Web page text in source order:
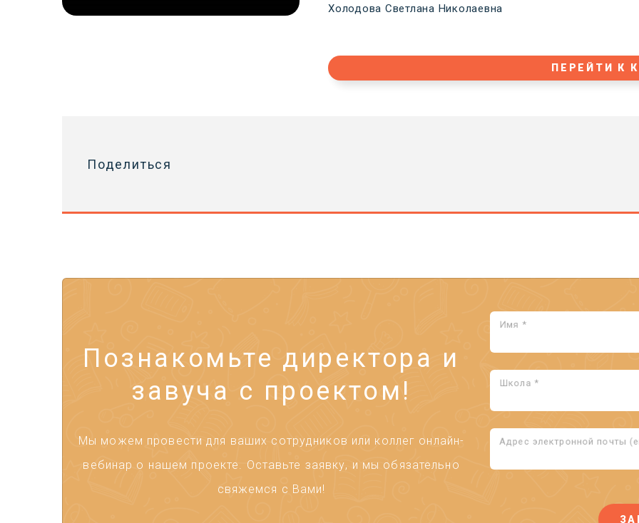
Холодова Светлана Николаевна
ПЕРЕЙТИ К
Поделиться
Познакомьте директора и
завуча с проектом!
Мы можем провести для ваших сотрудников или коллег онлайн-
вебинар о нашем проекте. Оставьте заявку, и мы обязательно
свяжемся с Вами!
Имя *
Школа *
Адрес электронной почты